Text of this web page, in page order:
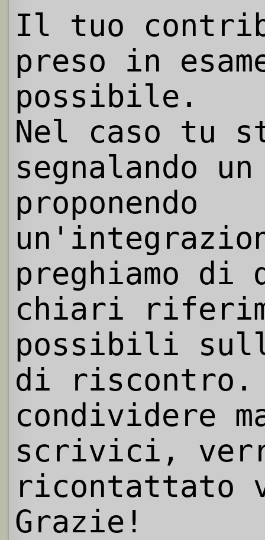
Il tuo
preso in
possibile.
Nel caso tu
segnalando
proponendo
preghiamo
chiari
possibili
di riscontro.
condividere
scrivici,
ricontattato
Grazie!